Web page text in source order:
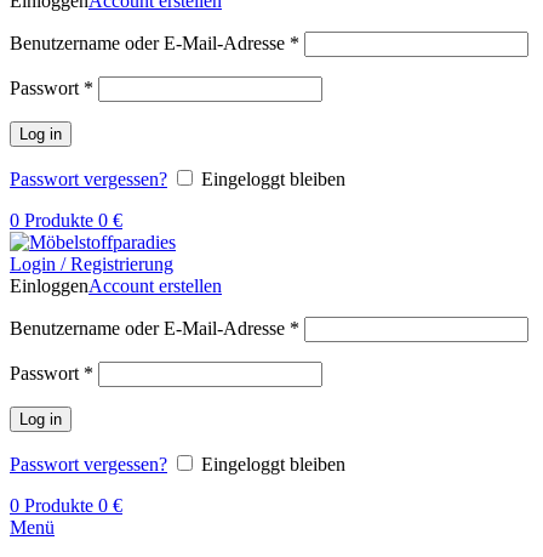
Benutzername oder E-Mail-Adresse *
Passwort *
Log in
Passwort vergessen?
Eingeloggt bleiben
0 Produkte 0 €
Login / Registrierung
EinloggenAccount erstellen
Benutzername oder E-Mail-Adresse *
Passwort *
Log in
Passwort vergessen?
Eingeloggt bleiben
0 Produkte 0 €
Menü